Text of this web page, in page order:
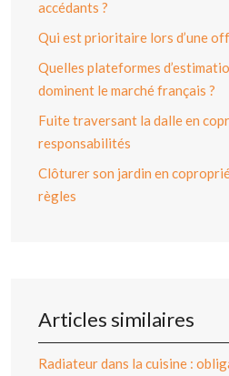
accédants ?
Qui est prioritaire lors d’une
Quelles plateformes
dominent le marché français ?
Fuite traversant la dalle en
responsabilités
Clôturer son jardin en
règles
Articles similaires
Radiateur dans la cuisine :